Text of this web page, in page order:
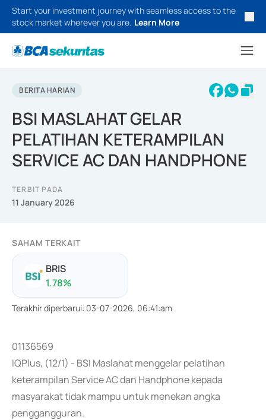
Start your investment journey with seamless access to the
stock market wherever you are. Learn More
BERITA HARIAN
BSI MASLAHAT GELAR
PELATIHAN KETERAMPILAN
SERVICE AC DAN HANDPHONE
TERBIT PADA
11 January 2026
SAHAM TERKAIT
BRIS
1.78%
Terakhir diperbarui: 03-07-2026, 06:41:am
01136569
IQPlus, (12/1) - BSI Maslahat menggelar pelatihan
keterampilan Service AC dan Handphone kepada
masyarakat tidak mampu untuk menekan angka
penggangguran.